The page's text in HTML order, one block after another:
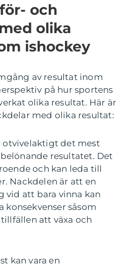
och
olika
ishockey
av resultat inom
på hur sportens
olika resultat. Här är
med olika resultat:
otvivelaktigt det mest
resultatet. Det
och kan leda till
Nackdelen är att en
vid att bara vinna kan
konsekvenser såsom
att växa och
kan vara en